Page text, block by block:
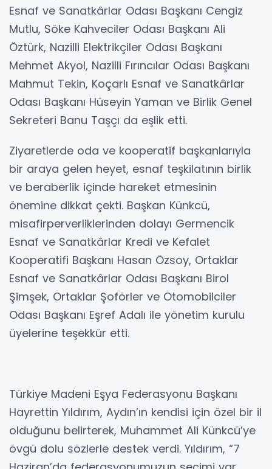
Esnaf ve Sanatkârlar Odası Başkanı Cengiz
Mutlu, Söke Kahveciler Odası Başkanı Ali
Öztürk, Nazilli Elektrikçiler Odası Başkanı
Mehmet Akyol, Nazilli Fırıncılar Odası Başkanı
Mahmut Tekin, Koçarlı Esnaf ve Sanatkârlar
Odası Başkanı Hüseyin Yaman ve Birlik Genel
Sekreteri Banu Taşçı da eşlik etti.
Ziyaretlerde oda ve kooperatif başkanlarıyla
bir araya gelen heyet, esnaf teşkilatının birlik
ve beraberlik içinde hareket etmesinin
önemine dikkat çekti. Başkan Künkcü,
misafirperverliklerinden dolayı Germencik
Esnaf ve Sanatkârlar Kredi ve Kefalet
Kooperatifi Başkanı Hasan Özsoy, Ortaklar
Esnaf ve Sanatkârlar Odası Başkanı Birol
Şimşek, Ortaklar Şoförler ve Otomobilciler
Odası Başkanı Eşref Adalı ile yönetim kurulu
üyelerine teşekkür etti.
Türkiye Madeni Eşya Federasyonu Başkanı
Hayrettin Yıldırım, Aydın’ın kendisi için özel bir il
olduğunu belirterek, Muhammet Ali Künkcü’ye
övgü dolu sözlerle destek verdi. Yıldırım, “7